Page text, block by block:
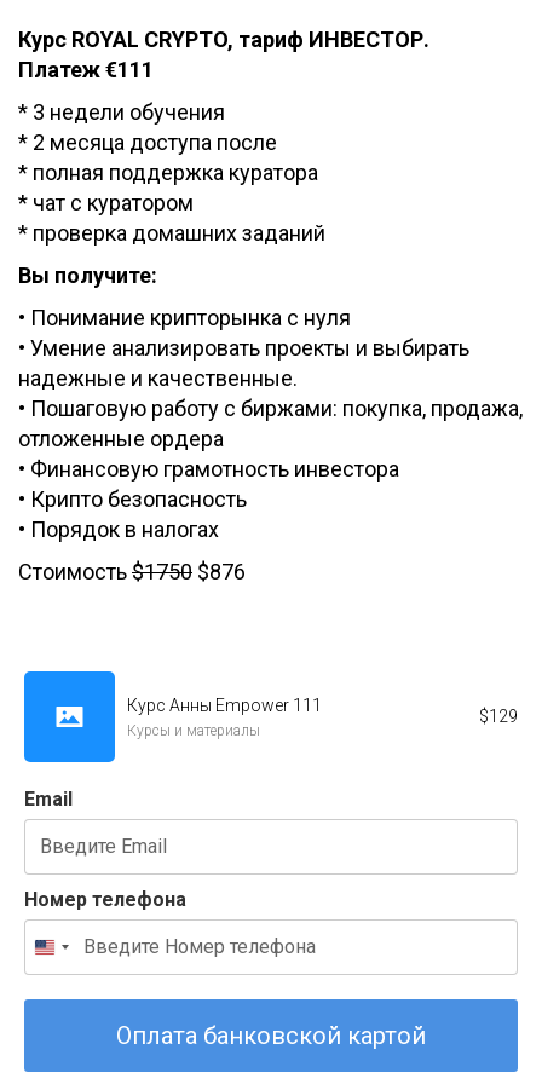
Курс ROYAL CRYPTO, тариф ИНВЕСТОР.
Платеж€111
* 3 недели обучения
* 2 месяца доступа после
* полная поддержка куратора
* чат с куратором
* проверка домашних заданий
Вы получите:
• Понимание крипторынка с нуля
• Умение анализировать проекты и выбирать
надежные и качественные.
• Пошаговую работу с биржами: покупка, продажа,
отложенные ордера
• Финансовую грамотность инвестора
• Крипто безопасность
• Порядок в налогах
Стоимость$1750 $876
Курс Анны Empower 111
Курсы и материалы
$129
Email
Номер телефона
Оплата банковской картой